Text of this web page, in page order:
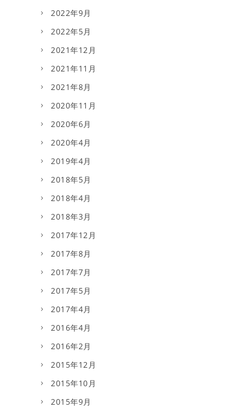
2022年9月
2022年5月
2021年12月
2021年11月
2021年8月
2020年11月
2020年6月
2020年4月
2019年4月
2018年5月
2018年4月
2018年3月
2017年12月
2017年8月
2017年7月
2017年5月
2017年4月
2016年4月
2016年2月
2015年12月
2015年10月
2015年9月